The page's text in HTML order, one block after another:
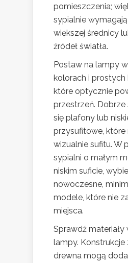
pomieszczenia;
sypialnie
większej średnicy
źródeł światła.
Postaw na lampy
kolorach i prostych
które optycznie
przestrzeń. Dobrze
się plafony lub
przysufitowe, które
wizualnie sufitu. W
sypialni o małym
niskim suficie,
nowoczesne,
modele, które nie
miejsca.
Sprawdź materiały
lampy. Konstrukcje
drewna mogą